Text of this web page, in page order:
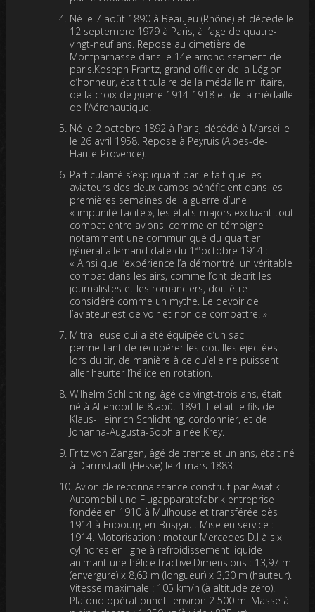
Né le 7 août 1890 à Beaujeu (Rhône) et décédé le
12 septembre 1979 à Paris, à l’age de quatre-
vingt-neuf ans. Repose au cimetière de
Montparnasse dans le 14e arrondissement de
paris.Koseph Frantz, grand officier de la Légion
d’honneur, était titulaire de la médaille militaire,
de la croix de guerre 1914-1918 et de la médaille
de l’Aéronautique.
Né le 2 octobre 1892 à Paris, décédé à Marseille
le 26 avril 1958. Repose à Peyruis (Alpes-de-
Haute-Provence).
Particularité s’expliquant par le fait que les
aviateurs des deux camps bénéficient dans les
premières semaines de la guerre d’une
« impunité tacite », les états-majors excluant tout
combat entre avions, comme en témoigne
notamment une communiqué du quartier
général allemand daté du 1eroctobre 1914 :
« Ainsi que l’expérience l’a démontré, un véritable
combat dans les airs, comme l’ont décrit les
journalistes et les romanciers, doit être
considéré comme un mythe. Le devoir de
l’aviateur est de voir et non de combattre. »
Mitrailleuse qui a été équipée d’un sac
permettant de récupérer les douilles éjectées
lors du tir, de manière à ce qu’elle ne puissent
aller heurter l’hélice en rotation.
Wilhelm Schlichting, âgé de vingt-trois ans, était
né à Altendorf le 8 août 1891. Il était le fils de
Klaus-Heinrich Schlichting, cordonnier, et de
Johanna-Augusta-Sophia née Krey.
Fritz von Zangen, âgé de trente et un ans, était né
à Darmstadt (Hesse) le 4 mars 1883.
Avion de reconnaissance construit par Aviatik
Automobil und Flugapparatefabrik entreprise
fondée en 1910 à Mulhouse et transférée dès
1914 à Fribourg-en-Brisgau . Mise en service :
1914. Motorisation : moteur Mercedes D.I à six
cylindres en ligne à refroidissement liquide
animant une hélice tractive.Dimensions : 13,97 m
(envergure) x 8,63 m (longueur) x 3,30 m (hauteur).
Vitesse maximale : 105 km/h (à altitude zéro).
Plafond opérationnel : environ 2 500 m. Masse à